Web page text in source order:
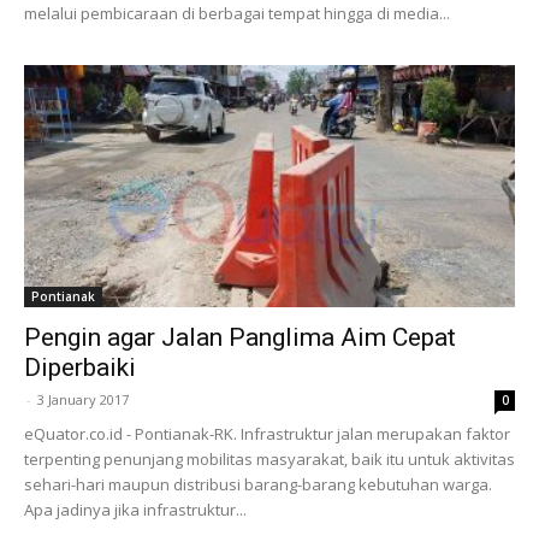
melalui pembicaraan di berbagai tempat hingga di media...
Pontianak
Pengin agar Jalan Panglima Aim Cepat
Diperbaiki
- 3 January 2017 0
eQuator.co.id - Pontianak-RK. Infrastruktur jalan merupakan faktor
terpenting penunjang mobilitas masyarakat, baik itu untuk aktivitas
sehari-hari maupun distribusi barang-barang kebutuhan warga.
Apa jadinya jika infrastruktur...